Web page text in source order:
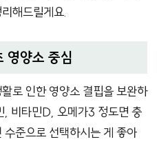
해드릴게요.
양소 중심
로 인한 영양소 결핍을 보완하
, 비타민D, 오메가3 정도면 충
준으로 선택하시는 게 좋아